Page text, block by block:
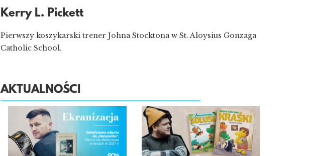
Kerry L. Pickett
Pierwszy koszykarski trener Johna Stocktona w St. Aloysius Gonzaga
Catholic School.
AKTUALNOŚCI